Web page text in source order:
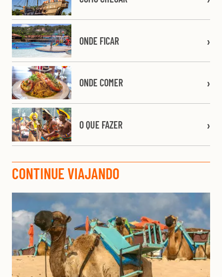
ONDE FICAR
ONDE COMER
O QUE FAZER
CONTINUE VIAJANDO